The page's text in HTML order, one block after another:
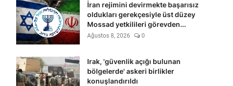
İran rejimini devirmekte başarısız
oldukları gerekçesiyle üst düzey
Mossad yetkilileri görevden...
Ağustos 8, 2026 0
Irak, 'güvenlik açığı bulunan
bölgelerde' askeri birlikler
konuşlandırıldı